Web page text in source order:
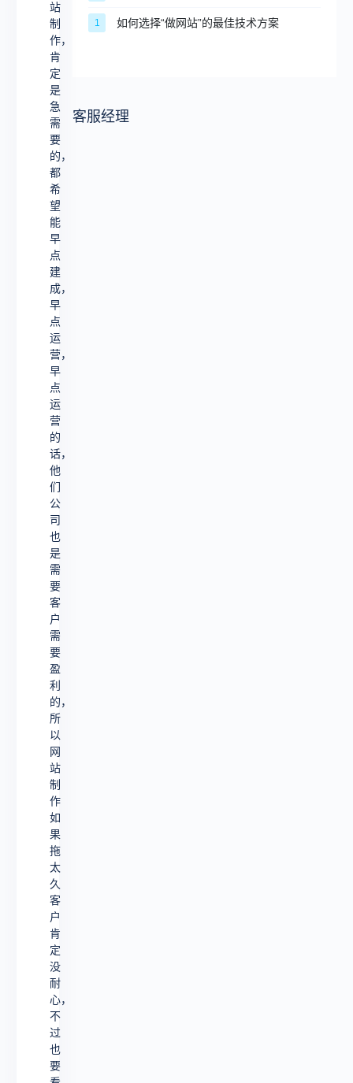
1 如何选择“做网站”的最佳技术方案
客服经理
长
短，
说，
站
制
作，
肯
定
是
急
需
要
的，
都
希
望
能
早
点
建
成，
早
点
运
营，
早
点
运
营
的
话，
他
们
公
司
也
是
需
要
客
户
需
要
盈
利
的，
所
以
网
站
制
作
如
果
拖
太
久
客
户
肯
定
没
耐
心，
不
过
也
要